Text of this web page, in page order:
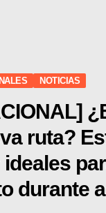
NOTICIAS
ruta?
ideales
durante